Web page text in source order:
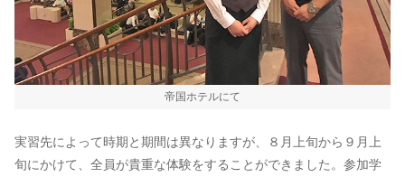
帝国ホテルにて
実習先によって時期と期間は異なりますが、８月上旬から９月上
旬にかけて、全員が貴重な体験をすることができました。参加学